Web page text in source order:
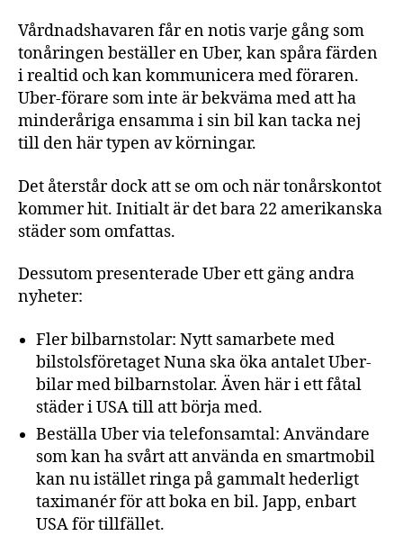
Vårdnadshavaren får en notis varje gång som
tonåringen beställer en Uber, kan spåra färden
i realtid och kan kommunicera med föraren.
Uber-förare som inte är bekväma med att ha
minderåriga ensamma i sin bil kan tacka nej
till den här typen av körningar.
Det återstår dock att se om och när tonårskontot
kommer hit. Initialt är det bara 22 amerikanska
städer som omfattas.
Dessutom presenterade Uber ett gäng andra
nyheter:
Fler bilbarnstolar: Nytt samarbete med
bilstolsföretaget Nuna ska öka antalet Uber-
bilar med bilbarnstolar. Även här i ett fåtal
städer i USA till att börja med.
Beställa Uber via telefonsamtal: Användare
som kan ha svårt att använda en smartmobil
kan nu istället ringa på gammalt hederligt
taximanér för att boka en bil. Japp, enbart
USA för tillfället.